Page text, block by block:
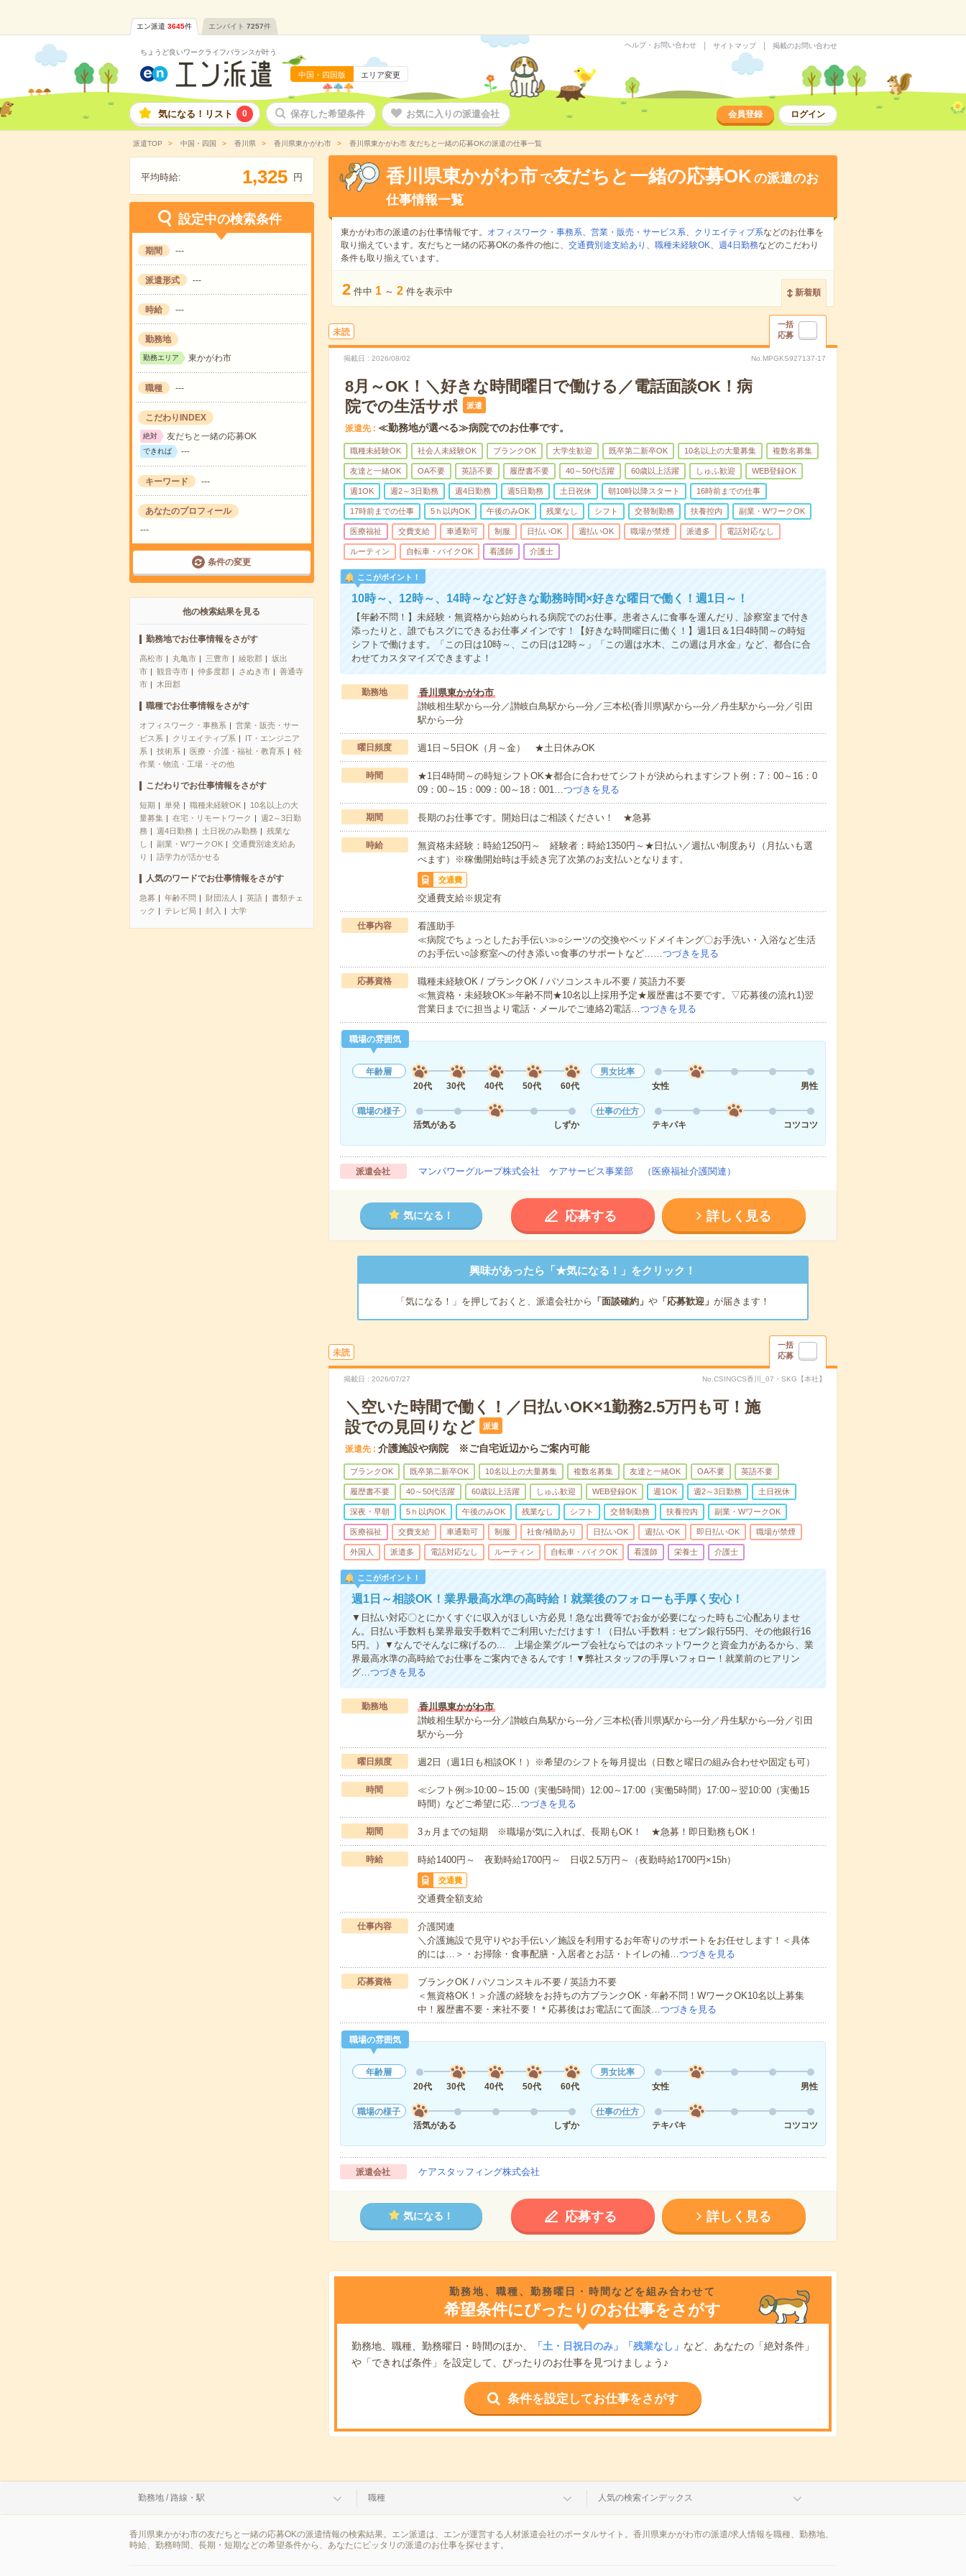
エン派遣 3645件 エンバイト 7257件
ちょうど良いワークライフバランスが叶う
中国・四国版 エリア変更
ヘルプ・お問い合わせ サイトマップ 掲載のお問い合わせ
気になる！リスト 0 保存した希望条件 お気に入りの派遣会社 会員登録 ログイン
派遣TOP 中国・四国 香川県 香川県東かがわ市 香川県東かがわ市 友だちと一緒の応募OKの派遣の仕事一覧
平均時給: 1,325 円
設定中の検索条件
期間 ---
派遣形式 ---
時給 ---
勤務地
勤務エリア 東かがわ市
職種 ---
こだわりINDEX
絶対 友だちと一緒の応募OK
できれば ---
キーワード ---
あなたのプロフィール
---
条件の変更
他の検索結果を見る
勤務地でお仕事情報をさがす
高松市 丸亀市 三豊市 綾歌郡
坂出
市
観音寺市 仲多度郡 さぬき市
善通寺
市
木田郡
職種でお仕事情報をさがす
オフィスワーク・事務系
営業・販売・サー
ビス系
クリエイティブ系
IT・エンジニア
系
技術系 医療・介護・福祉・教育系
軽
作業・物流・工場・その他
こだわりでお仕事情報をさがす
短期 単発 職種未経験OK
10名以上の大
量募集
在宅・リモートワーク
週2～3日勤
務
週4日勤務 土日祝のみ勤務
残業な
し
副業・WワークOK
交通費別途支給あ
り
語学力が活かせる
人気のワードでお仕事情報をさがす
急募 年齢不問 財団法人 英語
書類チェ
ック
テレビ局 封入 大学
香川県東かがわ市 で友だちと一緒の応募OKの派遣のお
仕事情報一覧
東かがわ市の派遣のお仕事情報です。 オフィスワーク・事務系、 営業・販売・サービス系、 クリエイティブ系などのお仕事を
取り揃えています。友だちと一緒の応募OKの条件の他に、 交通費別途支給あり 、 職種未経験OK、 週4日勤務などのこだわり
条件も取り揃えています。
2 件中 1 ～ 2 件を表示中 新着順
未読
一括
応募
掲載日 2026/08/02 No.MPGKS927137-17
8月～OK！＼好きな時間曜日で働ける／電話面談OK！病
院での生活サポ
派遣
派遣先 ≪勤務地が選べる≫病院でのお仕事です。
職種未経験OK 社会人未経験OK ブランクOK 大学生歓迎 既卒第二新卒OK 10名以上の大量募集 複数名募集
友達と一緒OK OA不要 英語不要 履歴書不要 40～50代活躍 60歳以上活躍 しゅふ歓迎 WEB登録OK
週1OK 週2～3日勤務 週4日勤務 週5日勤務 土日祝休 朝10時以降スタート 16時前までの仕事
17時前までの仕事 5ｈ以内OK 午後のみOK 残業なし シフト 交替制勤務 扶養控内 副業・WワークOK
医療福祉 交費支給 車通勤可 制服 日払いOK 週払いOK 職場が禁煙 派遣多 電話対応なし
ルーティン 自転車・バイクOK 看護師 介護士
ここがポイント！
10時～、12時～、14時～など好きな勤務時間×好きな曜日で働く！週1日～！
【年齢不問！】未経験・無資格から始められる病院でのお仕事。患者さんに食事を運んだり、診察室まで付き
添ったりと、誰でもスグにできるお仕事メインです！【好きな時間曜日に働く！】週1日＆1日4時間～の時短
シフトで働けます。「この日は10時～、この日は12時～」「この週は水木、この週は月水金」など、都合に合
わせてカスタマイズできますよ！
勤務地
香川県東かがわ市
讃岐相生駅から---分／讃岐白鳥駅から---分／三本松(香川県)駅から---分／丹生駅から---分／引田
駅から---分
曜日頻度 週1日～5日OK（月～金） ★土日休みOK
時間
★1日4時間～の時短シフトOK★都合に合わせてシフトが決められますシフト例：7：00～16：0
09：00～15：009：00～18：001…つづきを見る
期間 長期のお仕事です。開始日はご相談ください！ ★急募
時給
無資格未経験：時給1250円～ 経験者：時給1350円～★日払い／週払い制度あり（月払いも選
べます）※稼働開始時は手続き完了次第のお支払いとなります。
交通費
交通費支給※規定有
仕事内容
看護助手
≪病院でちょっとしたお手伝い≫○シーツの交換やベッドメイキング〇お手洗い・入浴など生活
のお手伝い○診察室への付き添い○食事のサポートなど……つづきを見る
応募資格
職種未経験OK / ブランクOK / パソコンスキル不要 / 英語力不要
≪無資格・未経験OK≫年齢不問★10名以上採用予定★履歴書は不要です。▽応募後の流れ1)翌
営業日までに担当より電話・メールでご連絡2)電話…つづきを見る
職場の雰囲気
年齢層
20代
30代 40代 50代 60代
男女比率
女性
男性
職場の様子
活気がある
しずか
仕事の仕方
テキパキ
コツコツ
派遣会社 マンパワーグループ株式会社 ケアサービス事業部 （医療福祉介護関連）
気になる！ 応募する 詳しく見る
興味があったら「★気になる！」をクリック！
「気になる！」を押しておくと、派遣会社から 「面談確約」 や「応募歓迎」 が届きます！
未読
一括
応募
掲載日 2026/07/27 No.CSINGCS香川_07・SKG【本社】
＼空いた時間で働く！／日払いOK×1勤務2.5万円も可！施
設での見回りなど
派遣
派遣先 介護施設や病院 ※ご自宅近辺からご案内可能
ブランクOK 既卒第二新卒OK 10名以上の大量募集 複数名募集 友達と一緒OK OA不要 英語不要
履歴書不要 40～50代活躍 60歳以上活躍 しゅふ歓迎 WEB登録OK 週1OK 週2～3日勤務 土日祝休
深夜・早朝 5ｈ以内OK 午後のみOK 残業なし シフト 交替制勤務 扶養控内 副業・WワークOK
医療福祉 交費支給 車通勤可 制服 社食/補助あり 日払いOK 週払いOK 即日払いOK 職場が禁煙
外国人 派遣多 電話対応なし ルーティン 自転車・バイクOK 看護師 栄養士 介護士
ここがポイント！
週1日～相談OK！業界最高水準の高時給！就業後のフォローも手厚く安心！
▼日払い対応〇とにかくすぐに収入がほしい方必見！急な出費等でお金が必要になった時もご心配ありませ
ん。日払い手数料も業界最安手数料でご利用いただけます！（日払い手数料：セブン銀行55円、その他銀行16
5円。）▼なんでそんなに稼げるの... 上場企業グループ会社ならではのネットワークと資金力があるから、業
界最高水準の高時給でお仕事をご案内できるんです！▼弊社スタッフの手厚いフォロー！就業前のヒアリン
グ…つづきを見る
勤務地
香川県東かがわ市
讃岐相生駅から---分／讃岐白鳥駅から---分／三本松(香川県)駅から---分／丹生駅から---分／引田
駅から---分
曜日頻度 週2日（週1日も相談OK！）※希望のシフトを毎月提出（日数と曜日の組み合わせや固定も可）
時間
≪シフト例≫10:00～15:00（実働5時間）12:00～17:00（実働5時間）17:00～翌10:00（実働15
時間）などご希望に応…つづきを見る
期間 3ヵ月までの短期 ※職場が気に入れば、長期もOK！ ★急募！即日勤務もOK！
時給 時給1400円～ 夜勤時給1700円～ 日収2.5万円～（夜勤時給1700円×15h）
交通費
交通費全額支給
仕事内容
介護関連
＼介護施設で見守りやお手伝い／施設を利用するお年寄りのサポートをお任せします！＜具体
的には…＞・お掃除・食事配膳・入居者とお話・トイレの補…つづきを見る
応募資格
ブランクOK / パソコンスキル不要 / 英語力不要
＜無資格OK！＞介護の経験をお持ちの方ブランクOK・年齢不問！WワークOK10名以上募集
中！履歴書不要・来社不要！＊応募後はお電話にて面談…つづきを見る
職場の雰囲気
年齢層
20代
30代 40代 50代 60代
男女比率
女性
男性
職場の様子
活気がある
しずか
仕事の仕方
テキパキ
コツコツ
派遣会社 ケアスタッフィング株式会社
気になる！ 応募する 詳しく見る
勤務地、職種、勤務曜日・時間などを組み合わせて
希望条件にぴったりのお仕事をさがす
勤務地、職種、勤務曜日・時間のほか、 「土・日祝日のみ」「残業なし」 など、あなたの「絶対条件」
や「できれば条件」を設定して、ぴったりのお仕事を見つけましょう♪
条件を設定してお仕事をさがす
勤務地 / 路線・駅 職種 人気の検索インデックス
香川県東かがわ市の友だちと一緒の応募OKの派遣情報の検索結果。エン派遣は、エンが運営する人材派遣会社のポータルサイト。香川県東かがわ市の派遣/求人情報を職種、勤務地、
時給、勤務時間、長期・短期などの希望条件から、あなたにピッタリの派遣のお仕事を探せます。